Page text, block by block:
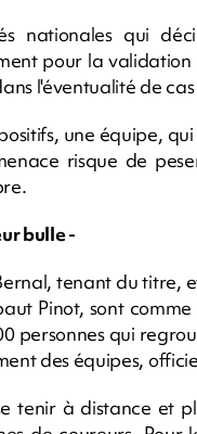
nationales qui
pour la
l'éventualité de
une équipe,
risque de
bulle -
tenant du titre,
Pinot, sont
personnes qui
des équipes,
tenir à distance et